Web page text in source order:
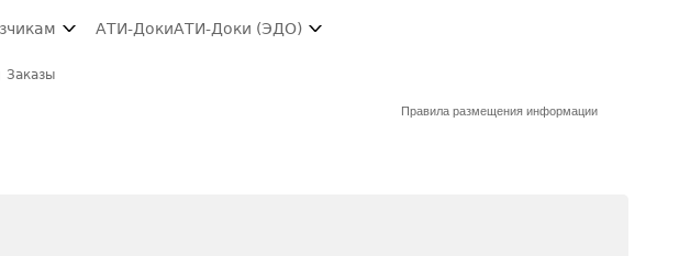
АТИ-ДокиАТИ-Доки (ЭДО)
Заказы
Правила размещения информации